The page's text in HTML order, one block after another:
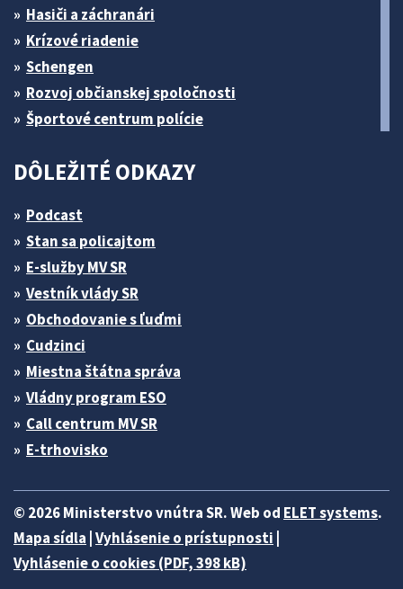
Hasiči a záchranári
Krízové riadenie
Schengen
Rozvoj občianskej spoločnosti
Športové centrum polície
DÔLEŽITÉ ODKAZY
Podcast
Stan sa policajtom
E-služby MV SR
Vestník vlády SR
Obchodovanie s ľuďmi
Cudzinci
Miestna štátna správa
Vládny program ESO
Call centrum MV SR
E-trhovisko
© 2026 Ministerstvo vnútra SR. Web od ELET systems.
Mapa sídla Vyhlásenie o prístupnosti
Vyhlásenie o cookies (PDF, 398 kB)